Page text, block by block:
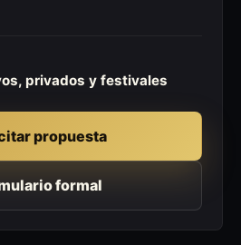
privados y festivales
propuesta
formal